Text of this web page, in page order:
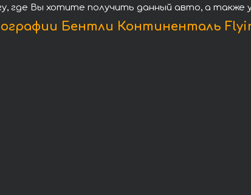
где Вы хотите получить данный авто, а
Бентли Континенталь